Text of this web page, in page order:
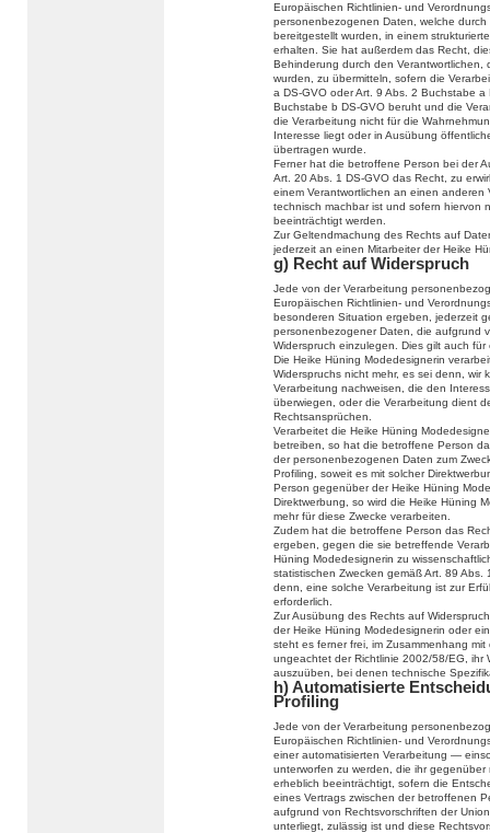
Europäischen Richtlinien- und
personenbezogenen Daten, welche
bereitgestellt wurden, in einem
erhalten. Sie hat außerdem das Recht,
Behinderung durch den
wurden, zu übermitteln, sofern die
a DS-GVO oder Art. 9 Abs. 2 Buchstabe
Buchstabe b DS-GVO beruht und die
die Verarbeitung nicht für die
Interesse liegt oder in Ausübung
übertragen wurde.
Ferner hat die betroffene Person bei der
Art. 20 Abs. 1 DS-GVO das Recht, zu
einem Verantwortlichen an einen anderen
technisch machbar ist und sofern hiervon
beeinträchtigt werden.
Zur Geltendmachung des Rechts auf
jederzeit an einen Mitarbeiter der Heike
g) Recht auf Widerspruch
Jede von der Verarbeitung
Europäischen Richtlinien- und
besonderen Situation ergeben, jederzeit
personenbezogener Daten, die aufgrund
Widerspruch einzulegen. Dies gilt auch
Die Heike Hüning Modedesignerin
Widerspruchs nicht mehr, es sei denn,
Verarbeitung nachweisen, die den
überwiegen, oder die Verarbeitung dient
Rechtsansprüchen.
Verarbeitet die Heike Hüning
betreiben, so hat die betroffene Person
der personenbezogenen Daten zum
Profiling, soweit es mit solcher
Person gegenüber der Heike Hüning
Direktwerbung, so wird die Heike Hüning
mehr für diese Zwecke verarbeiten.
Zudem hat die betroffene Person das
ergeben, gegen die sie betreffende
Hüning Modedesignerin zu
statistischen Zwecken gemäß Art. 89
denn, eine solche Verarbeitung ist zur
erforderlich.
Zur Ausübung des Rechts auf
der Heike Hüning Modedesignerin oder
steht es ferner frei, im Zusammenhang
ungeachtet der Richtlinie 2002/58/EG, ihr
auszuüben, bei denen technische
h) Automatisierte
Profiling
Jede von der Verarbeitung
Europäischen Richtlinien- und
einer automatisierten Verarbeitung —
unterworfen zu werden, die ihr
erheblich beeinträchtigt, sofern die
eines Vertrags zwischen der betroffenen
aufgrund von Rechtsvorschriften der
unterliegt, zulässig ist und diese